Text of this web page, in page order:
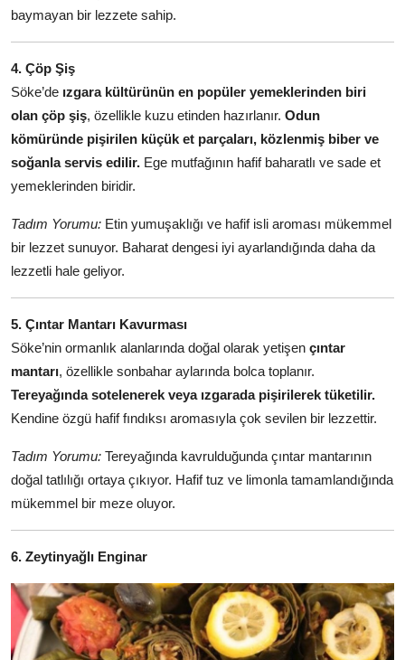
baymayan bir lezzete sahip.
4. Çöp Şiş
Söke’de ızgara kültürünün en popüler yemeklerinden biri
olan çöp şiş, özellikle kuzu etinden hazırlanır. Odun
kömüründe pişirilen küçük et parçaları, közlenmiş biber ve
soğanla servis edilir. Ege mutfağının hafif baharatlı ve sade et
yemeklerinden biridir.
Tadım Yorumu: Etin yumuşaklığı ve hafif isli aroması mükemmel
bir lezzet sunuyor. Baharat dengesi iyi ayarlandığında daha da
lezzetli hale geliyor.
5. Çıntar Mantarı Kavurması
Söke’nin ormanlık alanlarında doğal olarak yetişen çıntar
mantarı, özellikle sonbahar aylarında bolca toplanır.
Tereyağında sotelenerek veya ızgarada pişirilerek tüketilir.
Kendine özgü hafif fındıksı aromasıyla çok sevilen bir lezzettir.
Tadım Yorumu: Tereyağında kavrulduğunda çıntar mantarının
doğal tatlılığı ortaya çıkıyor. Hafif tuz ve limonla tamamlandığında
mükemmel bir meze oluyor.
6. Zeytinyağlı Enginar